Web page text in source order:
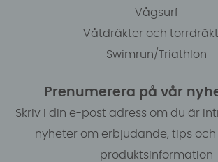
Vågsurf
Våtdräkter och
Swimrun/Triathlon
Prenumerera på vår
Skriv i din e-post adress om du är
nyheter om erbjudande, tips
produktsinformation